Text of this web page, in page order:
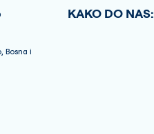
Bosna i
KAKO DO NAS: